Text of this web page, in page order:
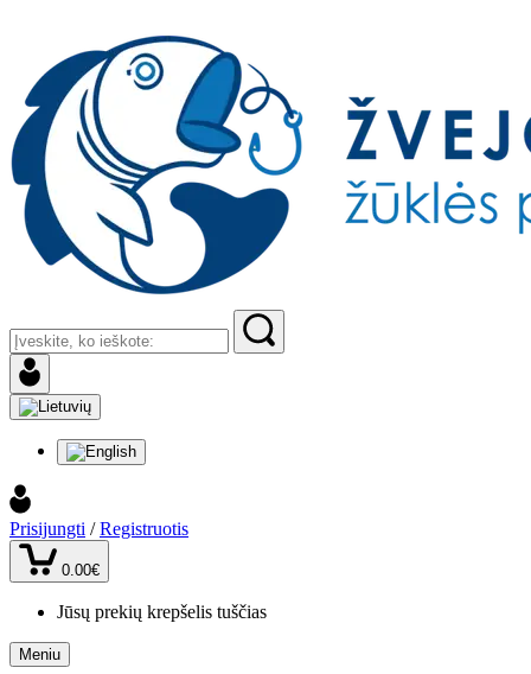
Prisijungti / Registruotis
0.00€
Jūsų prekių krepšelis tuščias
Meniu